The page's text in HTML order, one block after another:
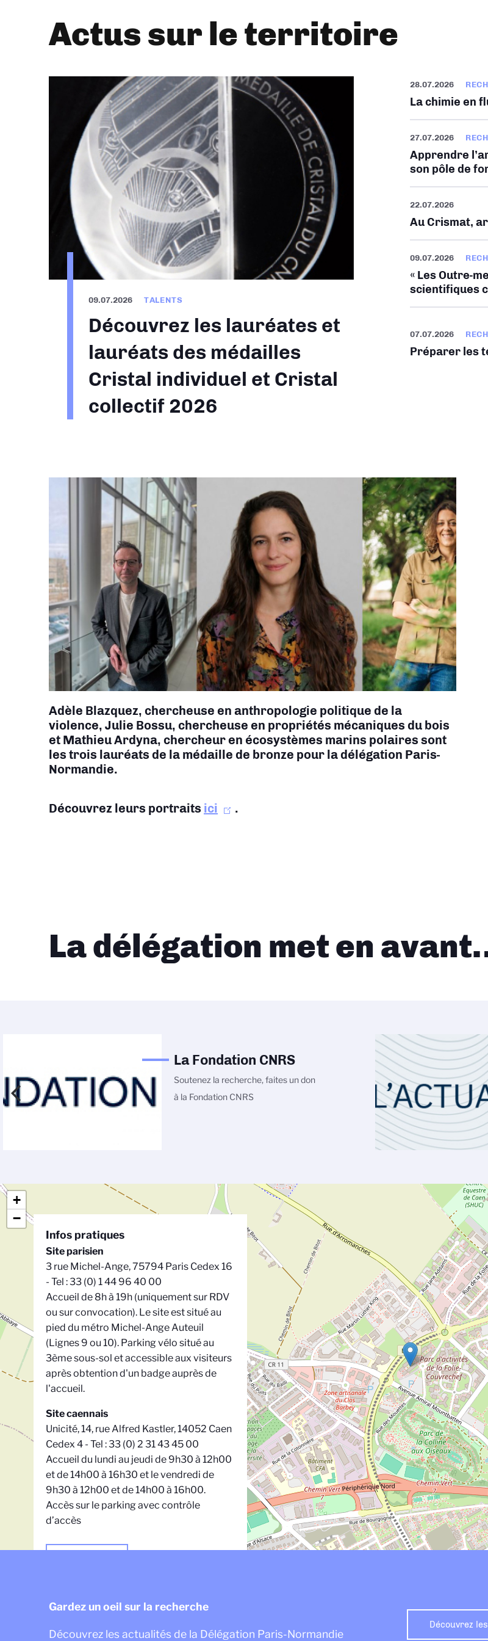
Actus sur le territoire
09.07.2026 TALENTS
Découvrez les lauréates et
lauréats des médailles
Cristal individuel et Cristal
collectif 2026
28.07.2026
La chimie en
27.07.2026
Apprendre
son pôle de
22.07.2026
Au Crismat,
09.07.2026
« Les Outre-
scientifiques
07.07.2026
Préparer les
Adèle Blazquez, chercheuse en anthropologie politique de la
violence, Julie Bossu, chercheuse en propriétés mécaniques du bois
et Mathieu Ardyna, chercheur en écosystèmes marins polaires sont
les trois lauréats de la médaille de bronze pour la délégation Paris-
Normandie.
Découvrez leurs portraits ici .
La délégation met en
La Fondation CNRS
Soutenez la recherche, faites un don
à la Fondation CNRS
+
−
Infos pratiques
Site parisien
3 rue Michel-Ange, 75794 Paris Cedex 16
- Tel : 33 (0) 1 44 96 40 00
Accueil de 8h à 19h (uniquement sur RDV
ou sur convocation). Le site est situé au
pied du métro Michel-Ange Auteuil
(Lignes 9 ou 10). Parking vélo situé au
3ème sous-sol et accessible aux visiteurs
après obtention d'un badge auprès de
l'accueil.
Site caennais
Unicité, 14, rue Alfred Kastler, 14052 Caen
Cedex 4 - Tel : 33 (0) 2 31 43 45 00
Accueil du lundi au jeudi de 9h30 à 12h00
et de 14h00 à 16h30 et le vendredi de
9h30 à 12h00 et de 14h00 à 16h00.
Accès sur le parking avec contrôle
d’accès
Gardez un oeil sur la recherche
Découvrez les actualités de la Délégation Paris-Normandie
Découvrez